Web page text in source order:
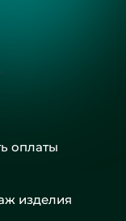
оплаты
изделия